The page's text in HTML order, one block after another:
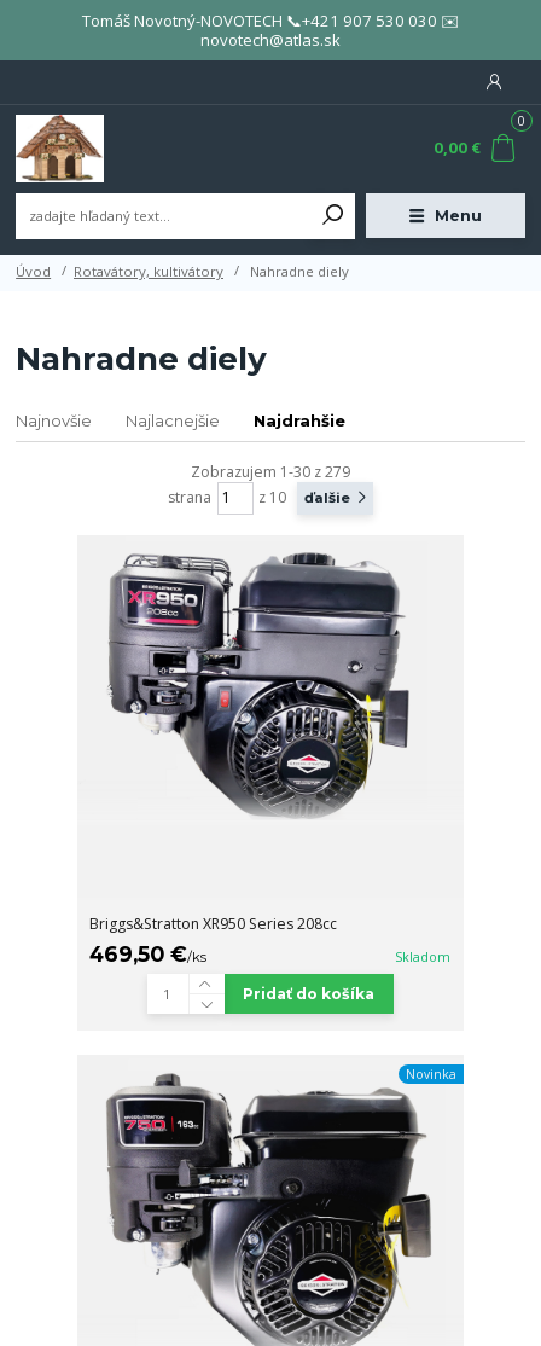
Tomáš Novotný-NOVOTECH 📞+421 907 530 030 ✉️
novotech@atlas.sk
Menu
0
0,00 €
Úvod Rotavátory, kultivátory Nahradne diely
Nahradne diely
Najnovšie Najlacnejšie Najdrahšie
Zobrazujem 1-30 z 279
strana
z 10 ďalšie
Briggs&Stratton XR950 Series 208cc
469,50 €/ks Skladom
Pridať do košíka
Novinka